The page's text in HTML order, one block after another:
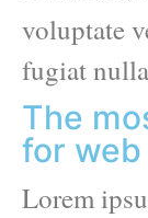
voluptate
fugiat
The
for
Lorem